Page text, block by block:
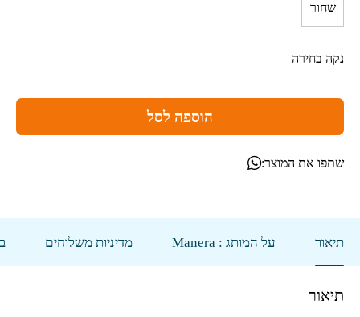
שחור
נקה בחירה
הוספה לסל
שתפו את המוצר:
תיאור על המותג : Manera מדיניות משלוחים
תיאור